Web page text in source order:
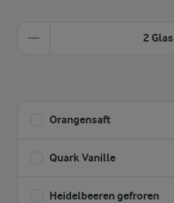
2 Glas
Orangensaft
Quark Vanille
Heidelbeeren gefroren